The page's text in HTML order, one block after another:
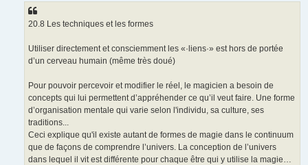
20.8 Les techniques et les formes
Utiliser directement et consciemment les «·liens·» est hors de portée
d’un cerveau humain (même très doué)
Pour pouvoir percevoir et modifier le réel, le magicien a besoin de
concepts qui lui permettent d’appréhender ce qu’il veut faire. Une forme
d’organisation mentale qui varie selon l'individu, sa culture, ses
traditions...
Ceci explique qu'il existe autant de formes de magie dans le continuum
que de façons de comprendre l’univers. La conception de l’univers
dans lequel il vit est différente pour chaque être qui y utilise la magie…